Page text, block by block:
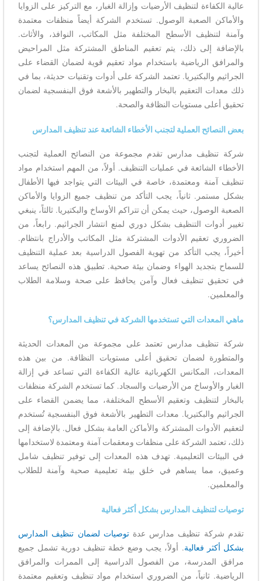
عالية الكفاءة لتنظيف الأرضيات وإزالة الغبار، مع التركيز على الزوايا
والأماكن الصعبة الوصول. تستخدم الشركة أيضاً منظفات معتمدة
وآمنة لتنظيف الأسطح المختلفة مثل المكاتب، النوافذ، والأثاث.
بالإضافة إلى ذلك، يتم تعقيم المناطق المشتركة مثل المراحيض
والمرافق الرياضية باستخدام مواد تعقيم قوية لضمان القضاء على
الجراثيم والبكتيريا. تعتمد الشركة على أدوات وتقنيات حديثة، بما في
ذلك معدات التعقيم بالبخار والتطهير بالأشعة فوق البنفسجية لضمان
تحقيق أعلى مستويات النظافة والصحة.
بعض النصائح العملية لتجنب الأخطاء الشائعة عند تنظيف المدارس
شركة تنظيف مدارس تقدم مجموعة من النصائح العملية لتجنب
الأخطاء الشائعة في عمليات التنظيف. أولاً، من المهم استخدام مواد
تنظيف آمنة ومعتمدة، خاصة في البيئات التي يتواجد فيها الأطفال
بشكل مستمر. ثانياً، يجب التأكد من تنظيف جميع الزوايا والأماكن
الصعبة الوصول، حيث يمكن أن تتراكم الأوساخ والبكتيريا. ثالثاً، ينبغي
تغيير أدوات التنظيف بشكل دوري لمنع انتشار الجراثيم. رابعاً، من
الضروري تعقيم الأدوات المشتركة مثل المكاتب والأدراج بانتظام.
أخيراً، يجب التأكد من تهوية الفصول الدراسية بعد عملية التنظيف
للسماح بتجديد الهواء وضمان بيئة صحية. تطبيق هذه النصائح يساعد
في تحقيق تنظيف فعال وآمن يحافظ على صحة وسلامة الطلاب
والمعلمين.
ماهي المعدات التي تستخدمها الشركة في تنظيف المدارس؟
شركة تنظيف مدارس تعتمد على مجموعة من المعدات الحديثة
والمتطورة لضمان تحقيق أعلى مستويات النظافة. من بين هذه
المعدات، المكانس الكهربائية عالية الكفاءة التي تساعد في إزالة
الغبار والأوساخ من الأرضيات والسجاد. كما تستخدم الشركة منظفات
بالبخار لتنظيف وتعقيم الأسطح المختلفة، مما يضمن القضاء على
الجراثيم والبكتيريا. معدات التطهير بالأشعة فوق البنفسجية تُستخدم
لتعقيم الأدوات المشتركة والأماكن العامة بشكل فعال. بالإضافة إلى
ذلك، تعتمد الشركة على منظفات ومعقمات آمنة ومعتمدة لاستخدامها
في البيئات التعليمية. تهدف هذه المعدات إلى توفير تنظيف شامل
وعميق، مما يساهم في خلق بيئة تعليمية صحية وآمنة للطلاب
والمعلمين.
توصيات لتنظيف المدارس بشكل أكثر فعالية
تقدم شركة تنظيف مدارس عدةتوصيات لضمان تنظيف المدارس
بشكل أكثر فعالية. أولاً، يجب وضع خطة تنظيف دورية تشمل جميع
مرافق المدرسة، من الفصول الدراسية إلى الممرات والمرافق
الرياضية. ثانياً، من الضروري استخدام مواد تنظيف وتعقيم معتمدة